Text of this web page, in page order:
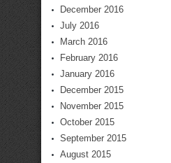
December 2016
July 2016
March 2016
February 2016
January 2016
December 2015
November 2015
October 2015
September 2015
August 2015